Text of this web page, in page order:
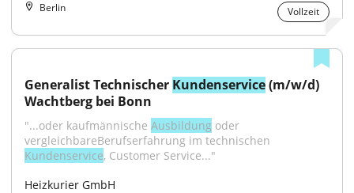
Berlin Vollzeit
Generalist Technischer Kundenservice (m/w/d)
Wachtberg bei Bonn
"...oder kaufmännische Ausbildung oder
Kundenservice, Customer Service..."
Heizkurier GmbH